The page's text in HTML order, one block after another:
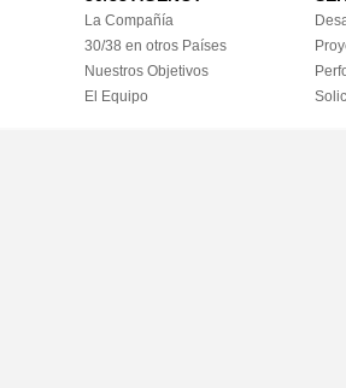
La Compañía
30/38 en otros Países
Nuestros Objetivos
El Equipo